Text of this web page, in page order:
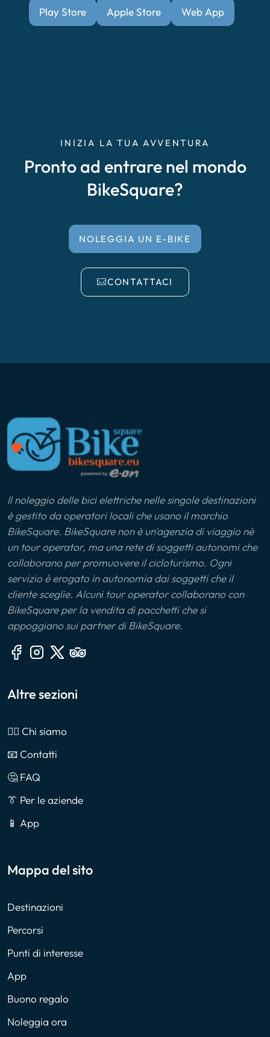
Play Store Apple Store Web App
INIZIA LA TUA AVVENTURA
Pronto ad entrare nel mondo
BikeSquare?
NOLEGGIA UN E-BIKE
CONTATTACI
Il noleggio delle bici elettriche nelle singole destinazioni
è gestito da operatori locali che usano il marchio
BikeSquare. BikeSquare non è un'agenzia di viaggio nè
un tour operator, ma una rete di soggetti autonomi che
collaborano per promuovere il cicloturismo. Ogni
servizio è erogato in autonomia dai soggetti che il
cliente sceglie. Alcuni tour operator collaborano con
BikeSquare per la vendita di pacchetti che si
appoggiano sui partner di BikeSquare.
Altre sezioni
🙎‍♂️ Chi siamo
📧 Contatti
🤔 FAQ
👔 Per le aziende
📱 App
Mappa del sito
Destinazioni
Percorsi
Punti di interesse
App
Buono regalo
Noleggia ora